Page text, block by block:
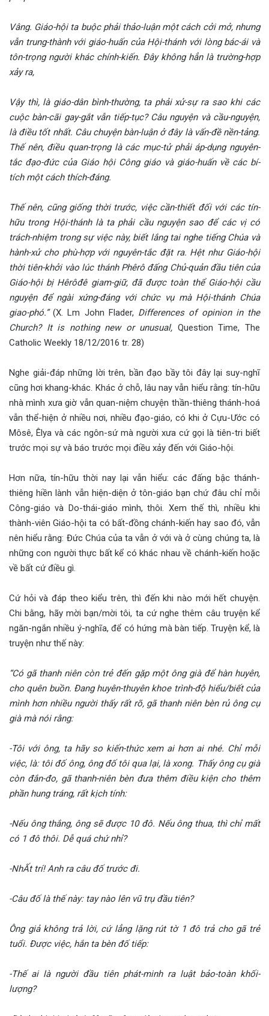
Vâng. Giáo-hội ta buộc phải thảo-luận một cách cởi mở, nhưng
vẫn trung-thành với giáo-huấn của Hội-thánh với lòng bác-ái và
tôn-trọng người khác chính-kiến. Đây không hẳn là trường-hợp
xảy ra,
Vậy thì, là giáo-dân bình-thường, ta phải xử-sự ra sao khi các
cuộc bàn-cãi gay-gắt vẫn tiếp-tục? Câu nguyện và cầu-nguyện,
là điều tốt nhất. Câu chuyện bàn-luận ở đây là vấn-đề nền-tảng.
Thế nên, điều quan-trọng là các mục-tử phải áp-dụng nguyên-
tắc đạo-đức của Giáo hội Công giáo và giáo-huấn về các bí-
tích một cách thích-đáng.
Thế nên, cũng giống thời trước, việc cần-thiết đối với các tín-
hữu trong Hội-thánh là ta phải cầu nguyện sao để các vị có
trách-nhiệm trong sự việc này, biết lắng tai nghe tiếng Chúa và
hành-xử cho phù-hợp với nguyên-tắc đặt ra. Hệt như Giáo-hội
thời tiên-khởi vào lúc thánh Phêrô đấng Chủ-quản đầu tiên của
Giáo-hội bị Hêrôđê giam-giữ, đã được toàn thể Giáo-hội cầu
nguyện để ngài xứng-đáng với chức vụ mà Hội-thánh Chúa
giao-phó.”(X. Lm John Flader, Differences of opinion in the
Church? It is nothing new or unusual, Question Time, The
Catholic Weekly 18/12/2016 tr. 28)
Nghe giải-đáp những lời trên, bần đạo bầy tôi đây lại suy-nghĩ
cũng hơi khang-khác. Khác ở chỗ, lâu nay vẫn hiểu rằng: tín-hữu
nhà mình xưa giờ vẫn quan-niệm chuyện thần-thiêng thánh-hoá
vẫn thể-hiện ở nhiều nơi, nhiều đạo-giáo, có khi ở Cựu-Ước có
Môsê, Êlya và các ngôn-sứ mà người xưa cứ gọi là tiên-tri biết
trước mọi sự và báo trước mọi điều xảy đến với Giáo-hội.
Hơn nữa, tín-hữu thời nay lại vẫn hiểu: các đấng bậc thánh-
thiêng hiền lành vẫn hiện-diện ở tôn-giáo bạn chứ đâu chỉ mỗi
Công-giáo và Do-thái-giáo mình, thôi. Xem thế thì, nhiều khi
thành-viên Giáo-hội ta có bất-đồng chánh-kiến hay sao đó, vẫn
nên hiểu rằng: Đức Chúa của ta vẫn ở với và ở cùng chúng ta, là
những con người thực bất kể có khác nhau về chánh-kiến hoặc
về bất cứ điều gì.
Cứ hỏi và đáp theo kiểu trên, thì đến khi nào mới hết chuyện.
Chi bằng, hãy mời bạn/mời tôi, ta cứ nghe thêm câu truyện kể
ngăn-ngắn nhiều ý-nghĩa, để có hứng mà bàn tiếp. Truyện kể, là
truyện như thế này:
“Có gã thanh niên còn trẻ đến gặp một ông già để hàn huyên,
cho quên buồn. Đang huyên-thuyên khoe trình-độ hiểu/biết của
mình hơn nhiều người thấy rất rõ, gã thanh niên bèn rủ ông cụ
già mà nói rằng:
-Tôi với ông, ta hãy so kiến-thức xem ai hơn ai nhé. Chỉ mỗi
việc, là: tôi đố ông, ông đố tôi qua lại, là xong. Thấy ông cụ già
còn đắn-đo, gã thanh-niên bèn đưa thêm điều kiện cho thêm
phần hung tráng, rất kịch tính:
-Nếu ông thắng, ông sẽ được 10 đô. Nếu ông thua, thì chỉ mất
có 1 đô thôi. Dễ quá chứ nhỉ?
-NhẤt trí! Anh ra câu đố trước đi.
-Câu đố là thế này: tay nào lên vũ trụ đầu tiên?
Ông giả không trả lời, cứ lẳng lặng rút tờ 1 đô trả cho gã trẻ
tuổi. Được việc, hắn ta bèn đố tiếp:
-Thế ai là người đầu tiên phát-minh ra luật bảo-toàn khối-
lượng?